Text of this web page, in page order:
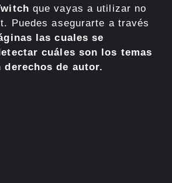
que vayas a utilizar no
Puedes asegurarte a través
las cuales se
cuáles son los temas
derechos de autor.